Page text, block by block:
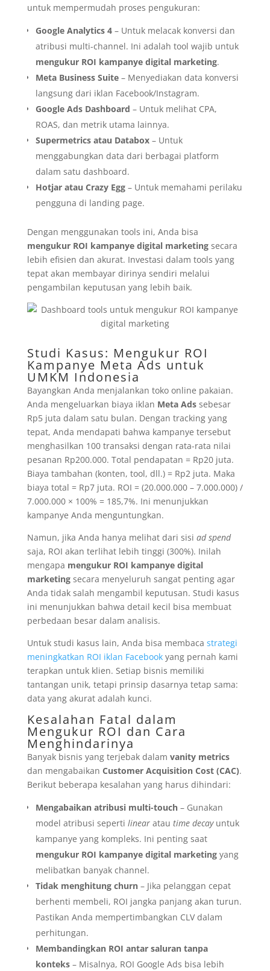
untuk mempermudah proses pengukuran:
Google Analytics 4– Untuk melacak konversi dan
atribusi multi-channel. Ini adalah tool wajib untuk
mengukur ROI kampanye digital marketing.
Meta Business Suite– Menyediakan data konversi
langsung dari iklan Facebook/Instagram.
Google Ads Dashboard – Untuk melihat CPA,
ROAS, dan metrik utama lainnya.
Supermetrics atau Databox– Untuk
menggabungkan data dari berbagai platform
dalam satu dashboard.
Hotjar atau Crazy Egg– Untuk memahami perilaku
pengguna di landing page.
Dengan menggunakan tools ini, Anda bisa
mengukur ROI kampanye digital marketingsecara
lebih efisien dan akurat. Investasi dalam tools yang
tepat akan membayar dirinya sendiri melalui
pengambilan keputusan yang lebih baik.
Studi Kasus: Mengukur ROI
Kampanye Meta Ads untuk
UMKM Indonesia
Bayangkan Anda menjalankan toko online pakaian.
Anda mengeluarkan biaya iklan Meta Adssebesar
Rp5 juta dalam satu bulan. Dengan tracking yang
tepat, Anda mendapati bahwa kampanye tersebut
menghasilkan 100 transaksi dengan rata-rata nilai
pesanan Rp200.000. Total pendapatan = Rp20 juta.
Biaya tambahan (konten, tool, dll.) = Rp2 juta. Maka
biaya total = Rp7 juta. ROI = (20.000.000 – 7.000.000) /
7.000.000 × 100% = 185,7%. Ini menunjukkan
kampanye Anda menguntungkan.
Namun, jika Anda hanya melihat dari sisi ad spend
saja, ROI akan terlihat lebih tinggi (300%). Inilah
mengapa mengukur ROI kampanye digital
marketingsecara menyeluruh sangat penting agar
Anda tidak salah mengambil keputusan. Studi kasus
ini menunjukkan bahwa detail kecil bisa membuat
perbedaan besar dalam analisis.
Untuk studi kasus lain, Anda bisa membaca strategi
meningkatkan ROI iklan Facebookyang pernah kami
terapkan untuk klien. Setiap bisnis memiliki
tantangan unik, tetapi prinsip dasarnya tetap sama:
data yang akurat adalah kunci.
Kesalahan Fatal dalam
Mengukur ROI dan Cara
Menghindarinya
Banyak bisnis yang terjebak dalam vanity metrics
dan mengabaikan Customer Acquisition Cost (CAC).
Berikut beberapa kesalahan yang harus dihindari:
Mengabaikan atribusi multi-touch– Gunakan
model atribusi seperti linearatau time decayuntuk
kampanye yang kompleks. Ini penting saat
mengukur ROI kampanye digital marketingyang
melibatkan banyak channel.
Tidak menghitung churn– Jika pelanggan cepat
berhenti membeli, ROI jangka panjang akan turun.
Pastikan Anda mempertimbangkan CLV dalam
perhitungan.
Membandingkan ROI antar saluran tanpa
konteks– Misalnya, ROI Google Ads bisa lebih